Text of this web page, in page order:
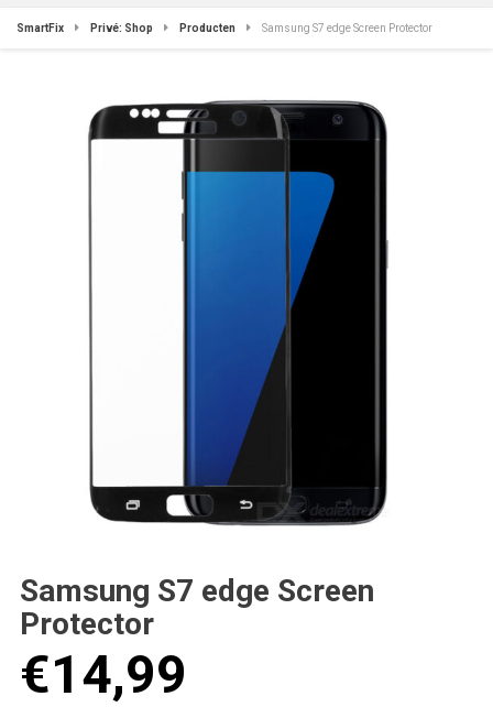
SmartFix Privé: Shop Producten Samsung S7 edge Screen Protector
Samsung S7 edge Screen
Protector
€14,99